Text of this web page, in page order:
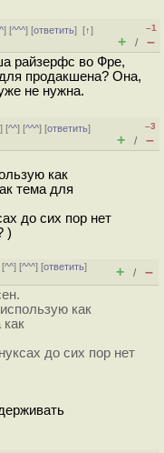
] [^^^] [ответить][↑]
–1
+ / –
райзерфс во Фре,
продакшена? Она,
не нужна.
] [^^] [^^^] [ответить]
–3
+ / –
как
тема для
до сих пор нет
)
[^^] [^^^] [ответить]
+ / –
как
как
до сих пор нет